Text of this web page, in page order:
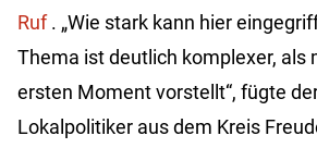
Ruf. „Wie stark kann hier
Thema ist deutlich komplexer, als
ersten Moment vorstellt“, fügte
Lokalpolitiker aus dem Kreis